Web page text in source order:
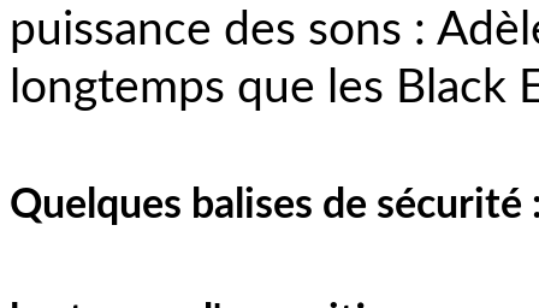
puissance des sons :
longtemps que les Black
Quelques balises de sécurité